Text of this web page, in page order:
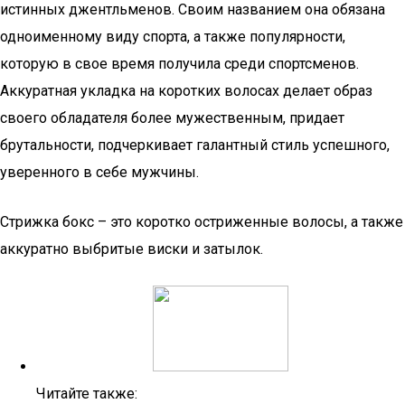
истинных джентльменов. Своим названием она обязана
одноименному виду спорта, а также популярности,
которую в свое время получила среди спортсменов.
Аккуратная укладка на коротких волосах делает образ
своего обладателя более мужественным, придает
брутальности, подчеркивает галантный стиль успешного,
уверенного в себе мужчины.
Стрижка бокс – это коротко остриженные волосы, а также
аккуратно выбритые виски и затылок.
Читайте также: